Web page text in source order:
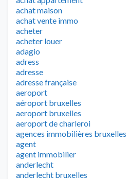
achat maison
achat vente immo
acheter
acheter louer
adagio
adress
adresse
adresse française
aeroport
aéroport bruxelles
aeroport bruxelles
aeroport de charleroi
agences immobilières bruxelles
agent
agent immobilier
anderlecht
anderlecht bruxelles